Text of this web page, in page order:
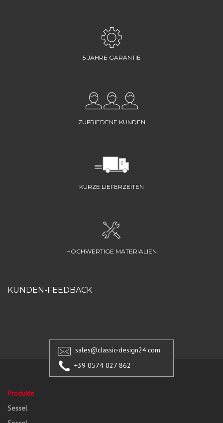
5 JAHRE GARANTIE
ZUFRIEDENE KUNDEN
KURZE LIEFERZEITEN
HOCHWERTIGE MATERIALIEN
KUNDEN-FEEDBACK
sales@classic-design24.com
+39 0574 027 862
Produkte
Sessel